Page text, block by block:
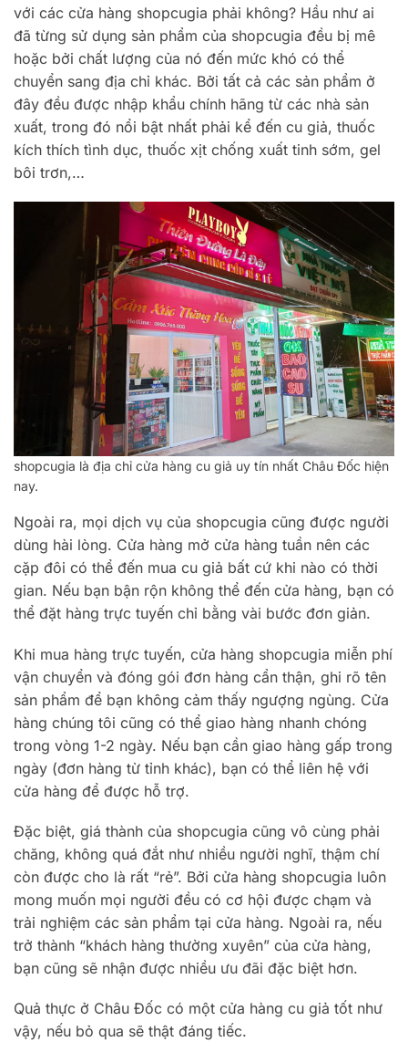
với các cửa hàng shopcugia phải không? Hầu như ai
đã từng sử dụng sản phẩm của shopcugia đều bị mê
hoặc bởi chất lượng của nó đến mức khó có thể
chuyển sang địa chỉ khác. Bởi tất cả các sản phẩm ở
đây đều được nhập khẩu chính hãng từ các nhà sản
xuất, trong đó nổi bật nhất phải kể đến cu giả, thuốc
kích thích tình dục, thuốc xịt chống xuất tinh sớm, gel
bôi trơn,…
shopcugia là địa chỉ cửa hàng cu giả uy tín nhất Châu Đốc hiện
nay.
Ngoài ra, mọi dịch vụ của shopcugia cũng được người
dùng hài lòng. Cửa hàng mở cửa hàng tuần nên các
cặp đôi có thể đến mua cu giả bất cứ khi nào có thời
gian. Nếu bạn bận rộn không thể đến cửa hàng, bạn có
thể đặt hàng trực tuyến chỉ bằng vài bước đơn giản.
Khi mua hàng trực tuyến, cửa hàng shopcugia miễn phí
vận chuyển và đóng gói đơn hàng cẩn thận, ghi rõ tên
sản phẩm để bạn không cảm thấy ngượng ngùng. Cửa
hàng chúng tôi cũng có thể giao hàng nhanh chóng
trong vòng 1-2 ngày. Nếu bạn cần giao hàng gấp trong
ngày (đơn hàng từ tỉnh khác), bạn có thể liên hệ với
cửa hàng để được hỗ trợ.
Đặc biệt, giá thành của shopcugia cũng vô cùng phải
chăng, không quá đắt như nhiều người nghĩ, thậm chí
còn được cho là rất “rẻ”. Bởi cửa hàng shopcugia luôn
mong muốn mọi người đều có cơ hội được chạm và
trải nghiệm các sản phẩm tại cửa hàng. Ngoài ra, nếu
trở thành “khách hàng thường xuyên” của cửa hàng,
bạn cũng sẽ nhận được nhiều ưu đãi đặc biệt hơn.
Quả thực ở Châu Đốc có một cửa hàng cu giả tốt như
vậy, nếu bỏ qua sẽ thật đáng tiếc.